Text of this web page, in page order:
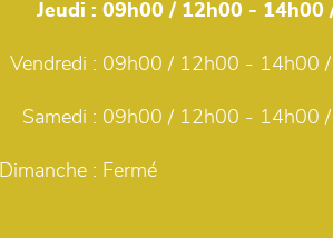
Jeudi : 09h00 / 12h00 - 14h00
Vendredi : 09h00 / 12h00 - 14h00
Samedi : 09h00 / 12h00 - 14h00
Dimanche : Fermé